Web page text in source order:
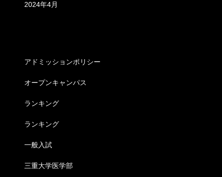
2024年4月
アドミッションポリシー
オープンキャンパス
ランキング
ランキング
一般入試
三重大学医学部